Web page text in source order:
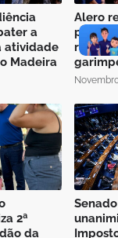
a
atividade
Madeira
Alero
2ª
da